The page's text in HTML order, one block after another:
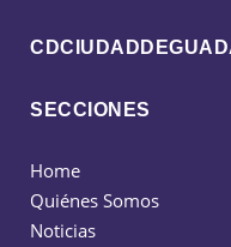
SECCIONES
Home
Quiénes Somos
Noticias